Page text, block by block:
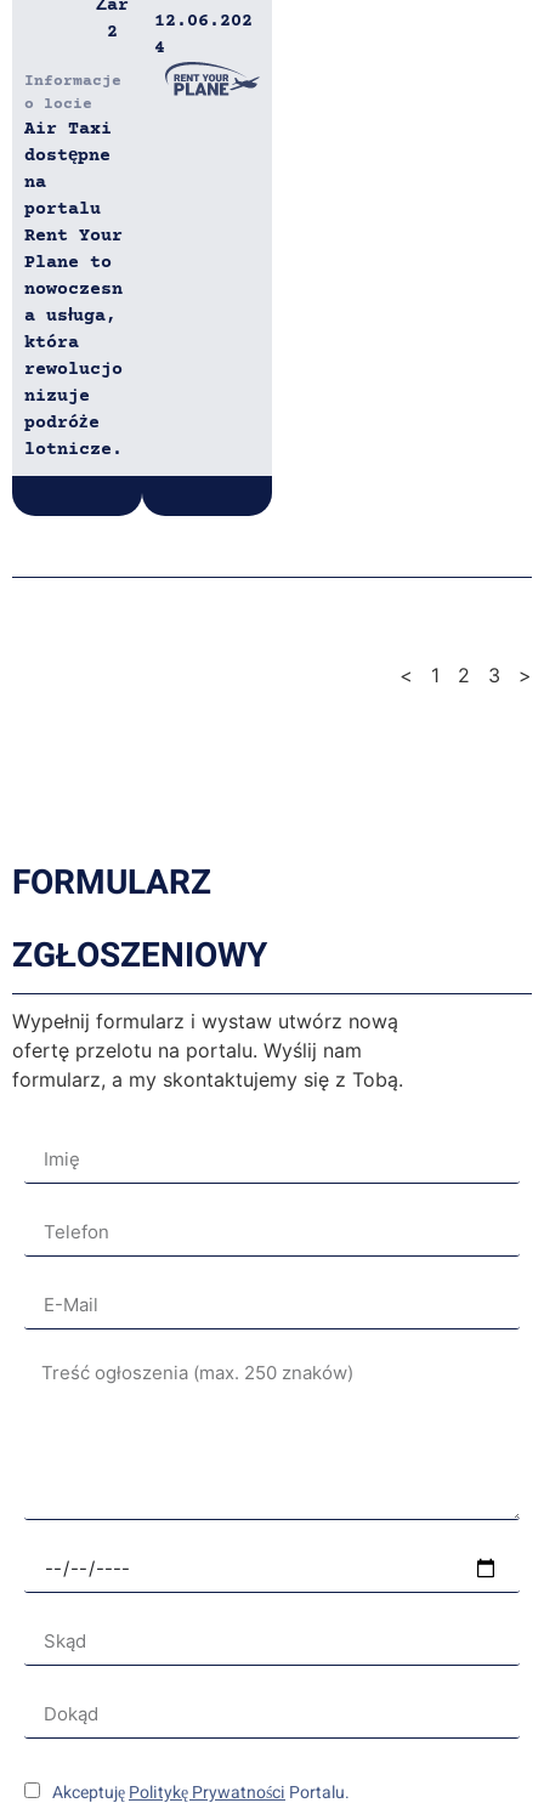
Żar
2
Informacje
o locie
Air Taxi
dostępne
na
portalu
Rent Your
Plane to
nowoczesn
a usługa,
która
rewolucjo
nizuje
podróże
lotnicze.
12.06.202
4
< 1 2 3 >
FORMULARZ
ZGŁOSZENIOWY
Wypełnij formularz i wystaw utwórz nową
ofertę przelotu na portalu. Wyślij nam
formularz, a my skontaktujemy się z Tobą.
AkceptujęPolitykę Prywatności Portalu.